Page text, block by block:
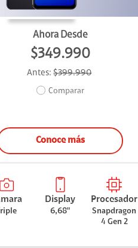
Ahora Desde
$349.990
Antes:$399.990
Comparar
Conoce más
Display
6,68"
Procesador
Snapdragon
4 Gen 2